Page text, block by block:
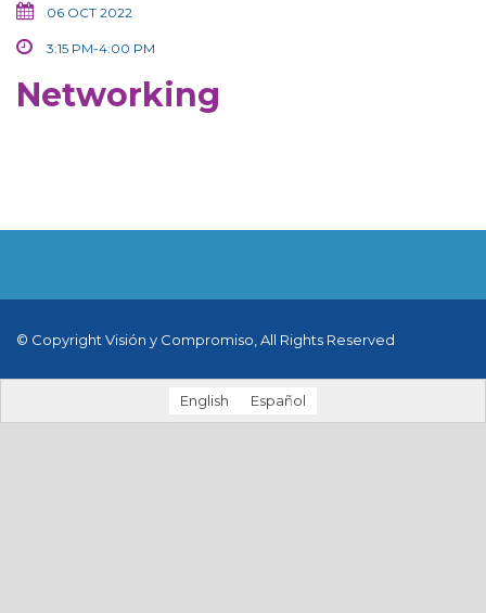
06 OCT 2022
3:15 PM-4:00 PM
Networking
© Copyright Visión y Compromiso, All Rights Reserved
English Español